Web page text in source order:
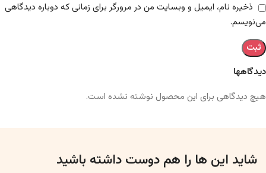
دیدگاهها
هیچ دیدگاهی برای این محصول نوشته نشده است.
ذخیره نام، ایمیل و وبسایت من در مرورگر برای زمانی که دوباره دیدگاهی
می‌نویسم.
شاید این ها را هم دوست داشته باشید